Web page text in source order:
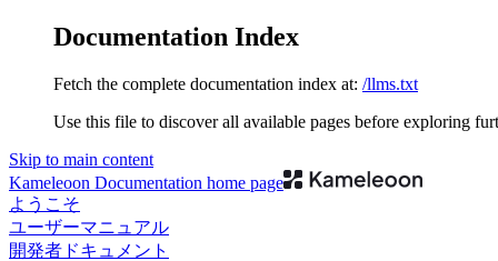
Documentation Index
Fetch the complete documentation index at: /llms.txt
Use this file to discover all available pages before exploring
Skip to main content
Kameleoon Documentation home page
ようこそ
ユーザーマニュアル
開発者ドキュメント